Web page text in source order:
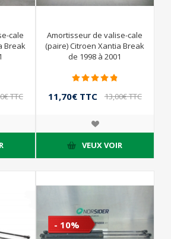
cale
Break
TTC
Amortisseur de valise-cale
(paire) Citroen Xantia Break
de 1998 à 2001
11,70€ TTC 13,00€ TTC
VEUX VOIR
- 10%